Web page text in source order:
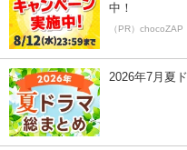
中！
（PR）chocoZAP
2026年7月夏